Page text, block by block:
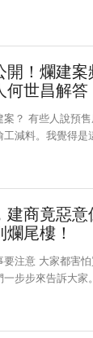
蓋、用什麼建材
商沒經驗、或者
建案發生過類似
心雕琢，圖面設
，縱使廚藝精湛
開！爛建
何世昌解答
的時候隨便
減料。我覺得是
房要慎選營造廠
多數建商自己
技師、營造廠、
建商的，即使營
，如果只篩選一樣
建商竟惡
尾樓！
倒閉落跑，關於
一步步來告訴大
如https://
監事與股東的